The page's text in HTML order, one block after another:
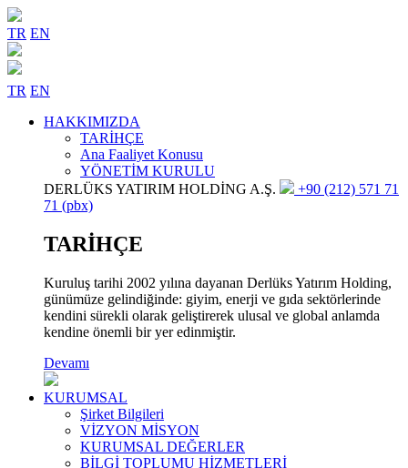
TR EN
TR EN
HAKKIMIZDA
TARİHÇE
Ana Faaliyet Konusu
YÖNETİM KURULU
DERLÜKS YATIRIM HOLDİNG A.Ş.
+90 (212) 571 71
71 (pbx)
TARİHÇE
Kuruluş tarihi 2002 yılına dayanan Derlüks Yatırım Holding,
günümüze gelindiğinde: giyim, enerji ve gıda sektörlerinde
kendini sürekli olarak geliştirerek ulusal ve global anlamda
kendine önemli bir yer edinmiştir.
Devamı
KURUMSAL
Şirket Bilgileri
VİZYON MİSYON
KURUMSAL DEĞERLER
BİLGİ TOPLUMU HİZMETLERİ